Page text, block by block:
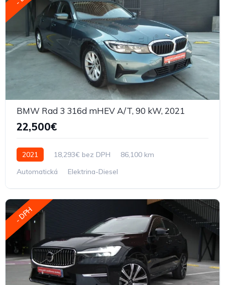
BMW Rad 3 316d mHEV A/T, 90 kW, 2021
22,500€
2021 18,293€ bez DPH
86,100 km
Automatická
Elektrina-Diesel
- DPH